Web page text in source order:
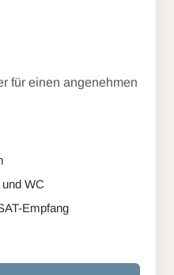
für einen angenehmen
WC
Empfang